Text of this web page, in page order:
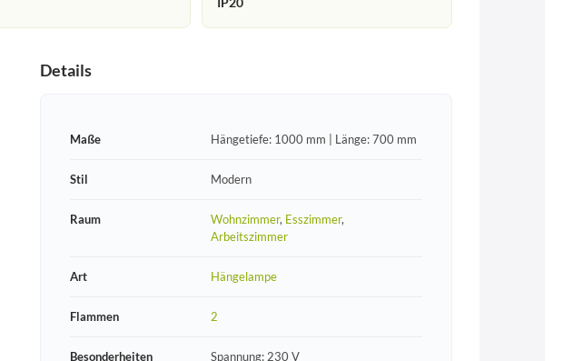
Details
Maße Hängetiefe: 1000 mm | Länge: 700 mm
Stil Modern
Raum Wohnzimmer, Esszimmer,
Arbeitszimmer
Art Hängelampe
Flammen 2
Besonderheiten Spannung: 230 V